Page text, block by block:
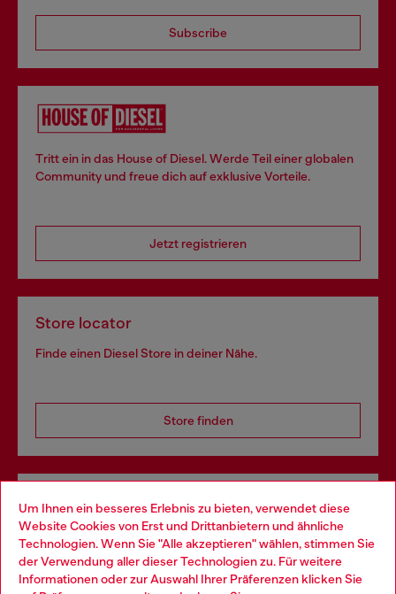
Um Ihnen ein besseres Erlebnis zu bieten, verwendet diese
Website Cookies von Erst und Drittanbietern und ähnliche
Technologien. Wenn Sie "Alle akzeptieren" wählen, stimmen Sie
der Verwendung aller dieser Technologien zu. Für weitere
Informationen oder zur Auswahl Ihrer Präferenzen klicken Sie
Subscribe
Tritt ein in das House of Diesel. Werde Teil einer globalen
Community und freue dich auf exklusive Vorteile.
Jetzt registrieren
Store locator
Finde einen Diesel Store in deiner Nähe.
Store finden
Omnichannel-Services
Entdecke unser gesamtes Service-Angebot, online und
im Store.
Choose your location